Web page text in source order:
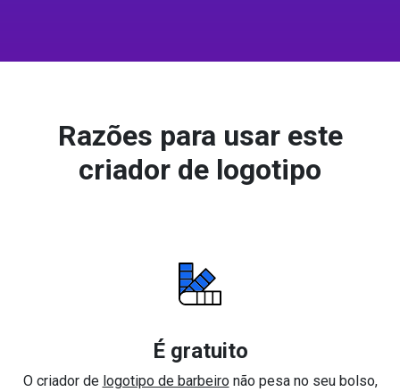
Razões para usar este
criador de logotipo
É gratuito
O criador de logotipo de barbeironão pesa no seu bolso,